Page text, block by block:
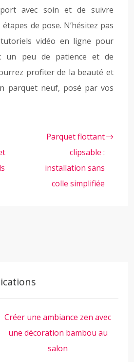
avec soin et de suivre
de pose. N’hésitez pas
vidéo en ligne pour
un peu de patience et de
profiter de la beauté et
parquet neuf, posé par vos
Parquet flottant
clipsable :
installation sans
colle simplifiée
Créer une ambiance zen avec
une décoration bambou au
salon